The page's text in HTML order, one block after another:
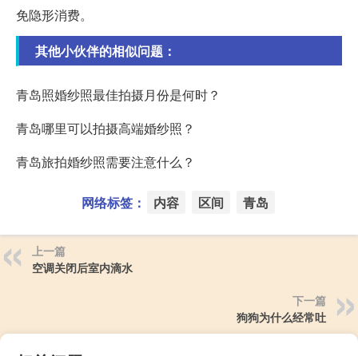
免隐形消费。
其他小伙伴的相似问题：
青岛照婚纱照最佳拍摄月份是何时？
青岛哪里可以拍摄高端婚纱照？
青岛旅拍婚纱照需要注意什么？
网络标签： 内容 区间 青岛
上一篇
空调关闭后室内滴水
下一篇
狗狗为什么经常吐